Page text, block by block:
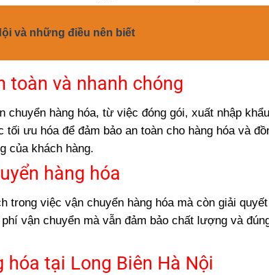
và những điều nên biết
toàn và nhanh chóng
hàng hóa, từ việc đóng gói, xuất nhập
ưu hóa để đảm bảo an toàn cho hàng hóa và
của khách hàng.
hàng hóa
trong việc vận chuyển hàng hóa mà còn giải
vận chuyển mà vẫn đảm bảo chất lượng và
tại Long Biên Hà Nội